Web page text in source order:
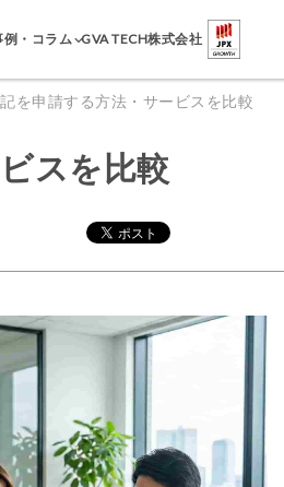
例・コラム GVA TECH株式会社
を申請する方法・サービスを比較
スを比較